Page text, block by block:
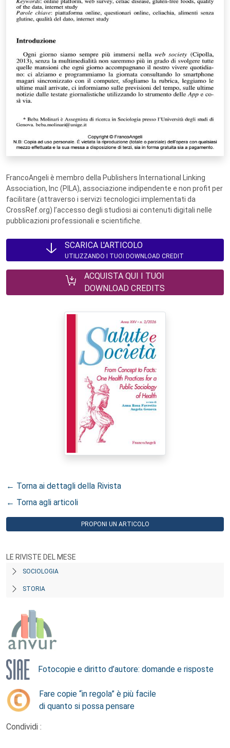
FrancoAngeli è membro della Publishers International Linking
Association, Inc (PILA), associazione indipendente e non profit per
facilitare (attraverso i servizi tecnologici implementati da
CrossRef.org) l’accesso degli studiosi ai contenuti digitali nelle
pubblicazioni professionali e scientifiche.
SCARICA L'ARTICOLO
UTILIZZANDO I TUOI DOWNLOAD CREDIT
ACQUISTA QUI I TUOI
DOWNLOAD CREDITS
← Torna ai dettagli della Rivista
← Torna agli articoli
PROPONI UN ARTICOLO
LE RIVISTE DEL MESE
SOCIOLOGIA
STORIA
Fotocopie e diritto d’autore: domande e risposte
Fare copie “in regola” è più facile
di quanto si possa pensare
Condividi :